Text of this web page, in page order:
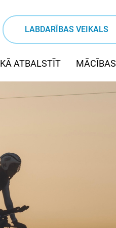
KĀ ATBALSTĪT MĀCĪBAS
LABDARĪBAS VEIKALS